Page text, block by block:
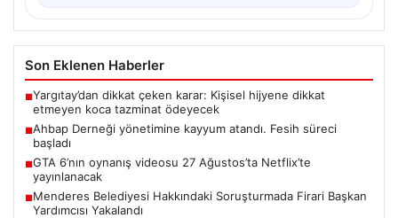
Son Eklenen Haberler
■Yargıtay’dan dikkat çeken karar: Kişisel hijyene dikkat
etmeyen koca tazminat ödeyecek
■Ahbap Derneği yönetimine kayyum atandı. Fesih süreci
başladı
■GTA 6’nın oynanış videosu 27 Ağustos’ta Netflix’te
yayınlanacak
■Menderes Belediyesi Hakkındaki Soruşturmada Firari Başkan
Yardımcısı Yakalandı